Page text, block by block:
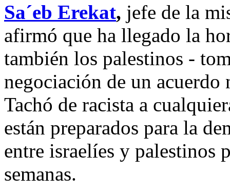
Sa´eb Erekat, jefe de la
afirmó que ha llegado la
también los palestinos -
negociación de un acuerdo
Tachó de racista a
están preparados para la
entre israelíes y palestinos
semanas.